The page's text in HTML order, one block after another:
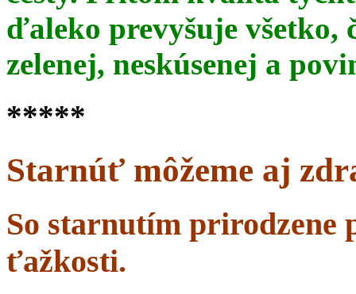
ďaleko prevyšuje všetko,
zelenej, neskúsenej a
*****
Starnúť môžeme aj
So starnutím prirodzene
ťažkosti.